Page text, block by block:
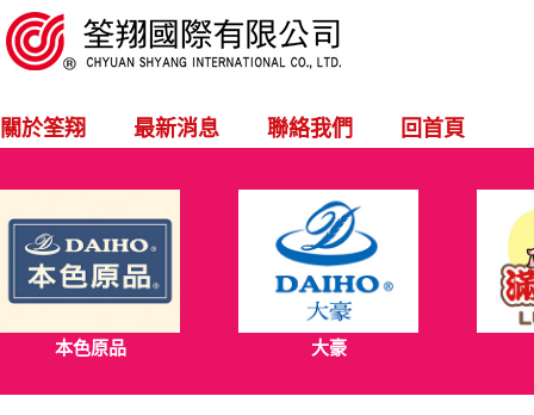
關於筌翔 最新消息 聯絡我們 回首頁
本色原品 大豪